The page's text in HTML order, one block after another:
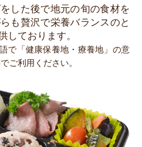
した後で地元の旬の食材を
も贅沢で栄養バランスのと
しております。
で「健康保養地・療養地」の意
ご利用ください。